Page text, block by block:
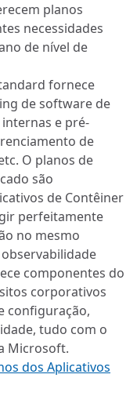
planos
necessidades
de nível de
fornece
de software de
e pré-
de
O planos de
são
de Contêiner
perfeitamente
no mesmo
componentes do
corporativos
configuração,
tudo com o
Microsoft.
dos Aplicativos